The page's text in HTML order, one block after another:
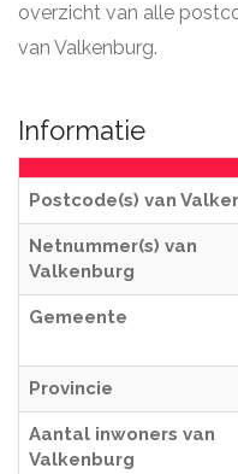
overzicht van alle
van Valkenburg.
Informatie
Postcode(s) van
Netnummer(s) van
Valkenburg
Gemeente
Provincie
Aantal inwoners van
Valkenburg